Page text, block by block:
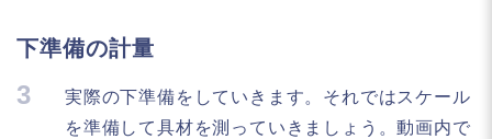
下準備の計量
3
実際の下準備をしていきます。それではスケール
を準備して具材を測っていきましょう。動画内で